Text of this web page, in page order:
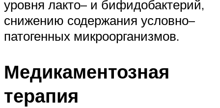
уровня лакто– и бифидобактерий,
снижению содержания условно–
патогенных микроорганизмов.
Медикаментозная
терапия